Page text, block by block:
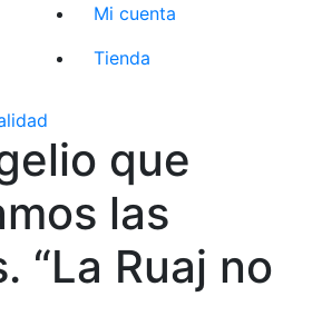
Mi cuenta
Tienda
que
las
“La Ruaj no